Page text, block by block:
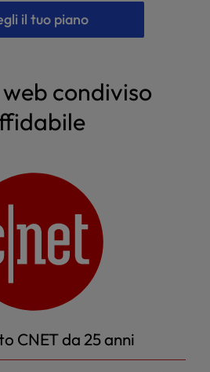
il tuo piano
condiviso
CNET da 25 anni